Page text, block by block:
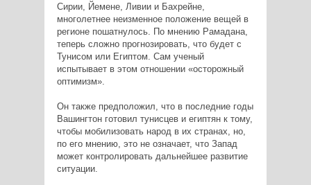
Сирии, Йемене, Ливии и Бахрейне,
многолетнее неизменное положение вещей в
регионе пошатнулось. По мнению Рамадана,
теперь сложно прогнозировать, что будет с
Тунисом или Египтом. Сам ученый
испытывает в этом отношении «осторожный
оптимизм».
Он также предположил, что в последние годы
Вашингтон готовил тунисцев и египтян к тому,
чтобы мобилизовать народ в их странах, но,
по его мнению, это не означает, что Запад
может контролировать дальнейшее развитие
ситуации.